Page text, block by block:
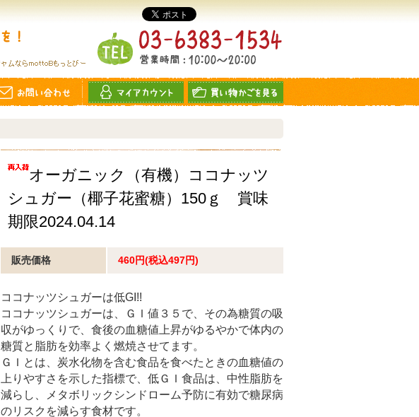
オーガニック（有機）ココナッツ
シュガー（椰子花蜜糖）150ｇ 賞味
期限2024.04.14
販売価格 460円(税込497円)
ココナッツシュガーは低GI!!
ココナッツシュガーは、ＧＩ値３５で、その為糖質の吸
収がゆっくりで、食後の血糖値上昇がゆるやかで体内の
糖質と脂肪を効率よく燃焼させてます。
ＧＩとは、炭水化物を含む食品を食べたときの血糖値の
上りやすさを示した指標で、低ＧＩ食品は、中性脂肪を
減らし、メタボリックシンドローム予防に有効で糖尿病
のリスクを減らす食材です。